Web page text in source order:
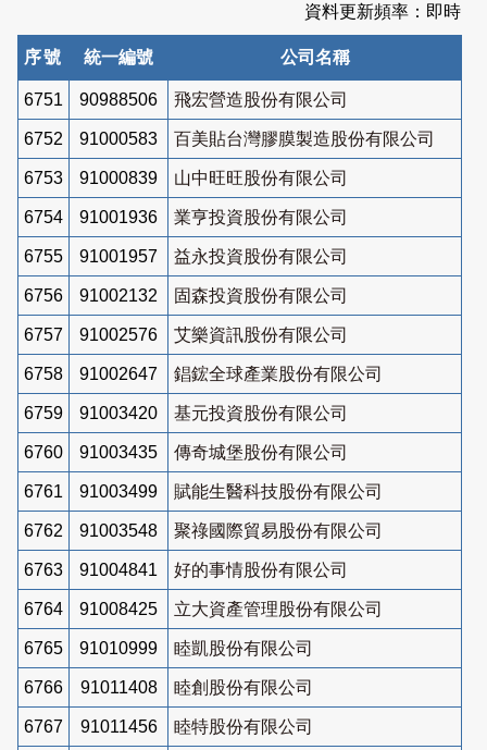
資料更新頻率：即時
序號 統一編號 公司名稱
6751 90988506 飛宏營造股份有限公司
6752 91000583 百美貼台灣膠膜製造股份有限公司
6753 91000839 山中旺旺股份有限公司
6754 91001936 業亨投資股份有限公司
6755 91001957 益永投資股份有限公司
6756 91002132 固森投資股份有限公司
6757 91002576 艾樂資訊股份有限公司
6758 91002647 錩鋐全球產業股份有限公司
6759 91003420 基元投資股份有限公司
6760 91003435 傳奇城堡股份有限公司
6761 91003499 賦能生醫科技股份有限公司
6762 91003548 聚祿國際貿易股份有限公司
6763 91004841 好的事情股份有限公司
6764 91008425 立大資產管理股份有限公司
6765 91010999 睦凱股份有限公司
6766 91011408 睦創股份有限公司
6767 91011456 睦特股份有限公司